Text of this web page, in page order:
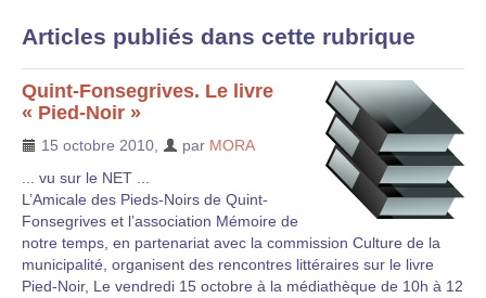
Articles publiés dans cette rubrique
Quint-Fonsegrives. Le livre
« Pied-Noir »
15 octobre 2010 par MORA
... vu sur le NET ...
L’Amicale des Pieds-Noirs de Quint-
Fonsegrives et l’association Mémoire de
notre temps, en partenariat avec la commission Culture de la
municipalité, organisent des rencontres littéraires sur le livre
Pied-Noir, Le vendredi 15 octobre à la médiathèque de 10h à 12